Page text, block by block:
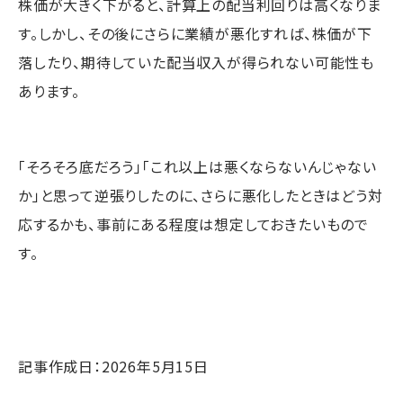
株価が大きく下がると、計算上の配当利回りは高くなりま
す。しかし、その後にさらに業績が悪化すれば、株価が下
落したり、期待していた配当収入が得られない可能性も
あります。
「そろそろ底だろう」「これ以上は悪くならないんじゃない
か」と思って逆張りしたのに、さらに悪化したときはどう対
応するかも、事前にある程度は想定しておきたいもので
す。
記事作成日：2026年5月15日